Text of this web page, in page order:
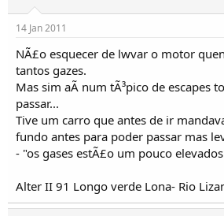
14 Jan 2011
NÃ£o esquecer de lwvar o motor
tantos gazes.
Mas sim aÃ­ num tÃ³pico de escapes
passar...
Tive um carro que antes de ir
fundo antes para poder passar mas
- "os gases estÃ£o um pouco
Alter II 91 Longo verde Lona- Rio